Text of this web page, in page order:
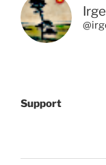
Support